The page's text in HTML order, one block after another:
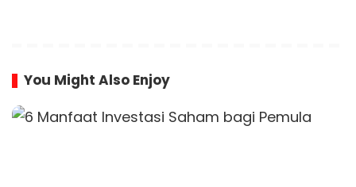
You Might Also Enjoy